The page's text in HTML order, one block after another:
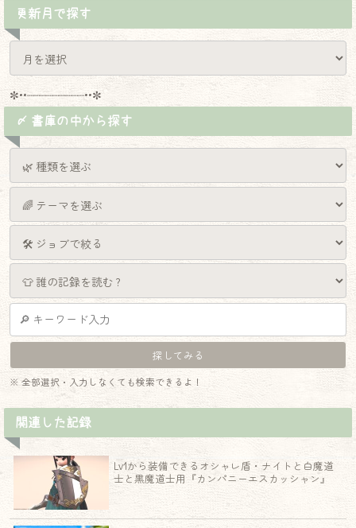
更新月で探す
✼••┈┈┈┈┈┈┈┈┈••✼
〆 書庫の中から探す
※ 全部選択・入力しなくても検索できるよ！
関連した記録
Lv1から装備できるオシャレ盾・ナイトと白魔道
士と黒魔道士用『カンパニーエスカッシャン』